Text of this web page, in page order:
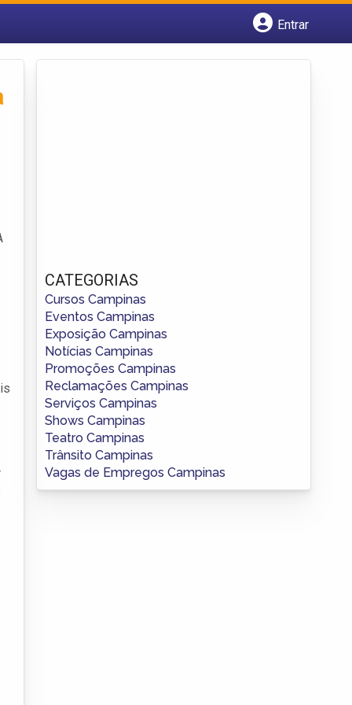
Entrar
CATEGORIAS
Cursos Campinas
Eventos Campinas
Exposição Campinas
Notícias Campinas
Promoções Campinas
Reclamações Campinas
Serviços Campinas
Shows Campinas
Teatro Campinas
Trânsito Campinas
Vagas de Empregos Campinas